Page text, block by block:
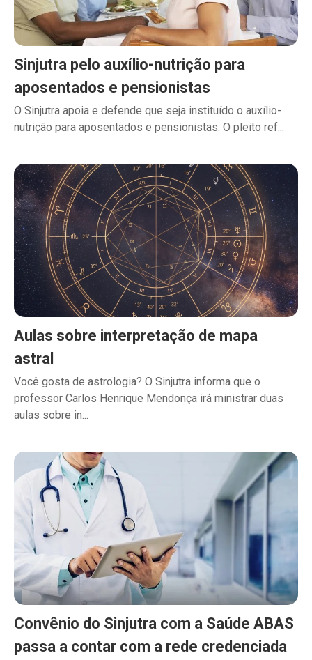
Sinjutra pelo auxílio-nutrição para
aposentados e pensionistas
O Sinjutra apoia e defende que seja instituído o auxílio-
nutrição para aposentados e pensionistas. O pleito ref...
Aulas sobre interpretação de mapa
astral
Você gosta de astrologia? O Sinjutra informa que o
professor Carlos Henrique Mendonça irá ministrar duas
aulas sobre in...
Convênio do Sinjutra com a Saúde ABAS
passa a contar com a rede credenciada